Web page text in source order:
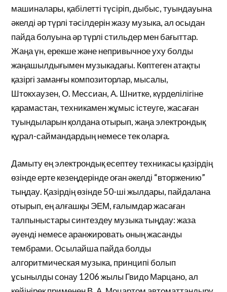
машиналары, қабілетті түсіріп, дыбыс, туындауына
әкелді әр түрлі тәсілдерін жазу музыка, ал осыдан
пайда болуына әр түрлі стильдер мен бағыттар.
Жаңа үн, ерекше және непривычное уху болды
жаңашылдығымен музыкадағы. Көптеген атақты
қазіргі заманғы композиторлар, мысалы,
Штокхаузен, О. Мессиан, А. Шнитке, күрделілігіне
қарамастан, техникамен жұмыс істеуге, жасаған
туындыларын қолдана отырып, жаңа электрондық
құрал-саймандардың немесе тек оларға.
Дамыту ең электрондық есептеу техникасы қазірдің
өзінде ерте кезеңдерінде оған әкелді “вторжению”
тыңдау. Қазірдің өзінде 50-ші жылдары, пайдалана
отырып, ең алғашқы ЭЕМ, ғалымдар жасаған
талпыныстары синтездеу музыка тыңдау: жаза
әуенді немесе аранжировать оның жасанды
тембрами. Осылайша пайда болды
алгоритмическая музыка, принципі болып
ұсынылды сонау 1206 жылы Гвидо Марцано, ал